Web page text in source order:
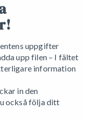
uppgifter
upp filen – I fältet
information
in den
också följa ditt